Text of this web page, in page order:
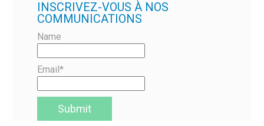
INSCRIVEZ-VOUS À NOS
COMMUNICATIONS
Name
Email*